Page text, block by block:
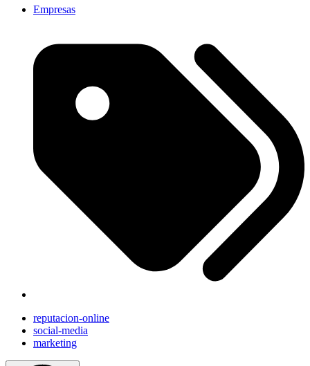
Empresas
reputacion-online
social-media
marketing